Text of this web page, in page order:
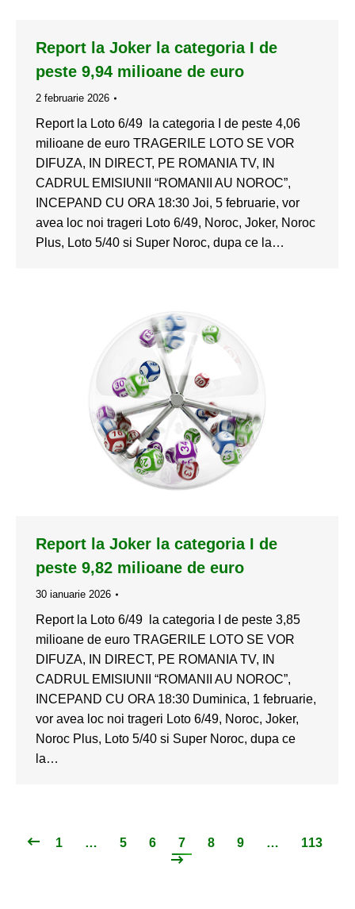
Report la Joker la categoria I de
peste 9,94 milioane de euro
2 februarie 2026
Report la Loto 6/49 la categoria I de peste 4,06
milioane de euro TRAGERILE LOTO SE VOR
DIFUZA, IN DIRECT, PE ROMANIA TV, IN
CADRUL EMISIUNII “ROMANII AU NOROC”,
INCEPAND CU ORA 18:30 Joi, 5 februarie, vor
avea loc noi trageri Loto 6/49, Noroc, Joker, Noroc
Plus, Loto 5/40 si Super Noroc, dupa ce la…
Report la Joker la categoria I de
peste 9,82 milioane de euro
30 ianuarie 2026
Report la Loto 6/49 la categoria I de peste 3,85
milioane de euro TRAGERILE LOTO SE VOR
DIFUZA, IN DIRECT, PE ROMANIA TV, IN
CADRUL EMISIUNII “ROMANII AU NOROC”,
INCEPAND CU ORA 18:30 Duminica, 1 februarie,
vor avea loc noi trageri Loto 6/49, Noroc, Joker,
Noroc Plus, Loto 5/40 si Super Noroc, dupa ce
la…
1 … 5 6 7 8 9 … 113